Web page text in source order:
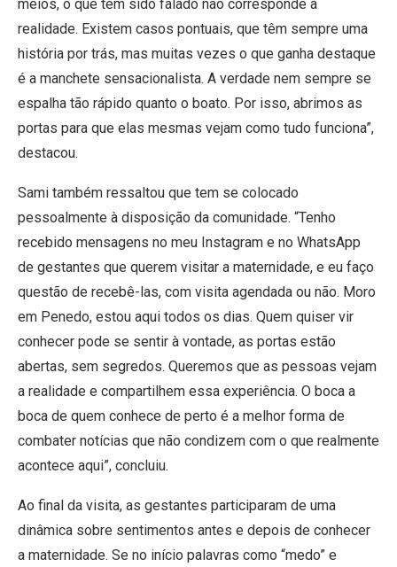
meios, o que tem sido falado não corresponde à
realidade. Existem casos pontuais, que têm sempre uma
história por trás, mas muitas vezes o que ganha destaque
é a manchete sensacionalista. A verdade nem sempre se
espalha tão rápido quanto o boato. Por isso, abrimos as
portas para que elas mesmas vejam como tudo funciona”,
destacou.
Sami também ressaltou que tem se colocado
pessoalmente à disposição da comunidade. “Tenho
recebido mensagens no meu Instagram e no WhatsApp
de gestantes que querem visitar a maternidade, e eu faço
questão de recebê-las, com visita agendada ou não. Moro
em Penedo, estou aqui todos os dias. Quem quiser vir
conhecer pode se sentir à vontade, as portas estão
abertas, sem segredos. Queremos que as pessoas vejam
a realidade e compartilhem essa experiência. O boca a
boca de quem conhece de perto é a melhor forma de
combater notícias que não condizem com o que realmente
acontece aqui”, concluiu.
Ao final da visita, as gestantes participaram de uma
dinâmica sobre sentimentos antes e depois de conhecer
a maternidade. Se no início palavras como “medo” e